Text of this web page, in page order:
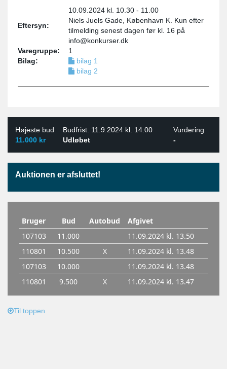
Eftersyn:
10.09.2024 kl. 10.30 - 11.00
Niels Juels Gade, København K. Kun efter
tilmelding senest dagen før kl. 16 på
info@konkurser.dk
Varegruppe:
1
Bilag:
bilag 1
bilag 2
Højeste bud Budfrist: 11.9.2024 kl. 14.00
Vurdering
11.000 kr
Udløbet -
Auktionen er afsluttet!
Til toppen